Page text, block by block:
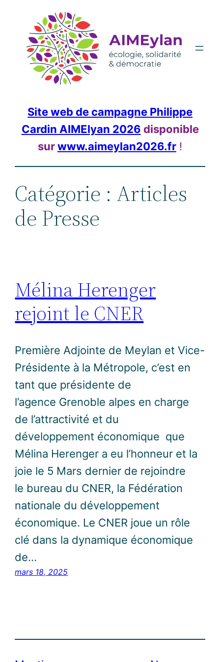
contenu
Site web de campagne Philippe
Cardin AIMElyan 2026 disponible
surwww.aimeylan2026.fr !
Catégorie : Articles
de Presse
Mélina Herenger
rejoint le CNER
Première Adjointe de Meylan et Vice-
Présidente à la Métropole, c’est en
tant que présidente de
l’agence Grenoble alpes en charge
de l’attractivité et du
développement économique que
Mélina Herenger a eu l’honneur et la
joie le 5 Mars dernier de rejoindre
le bureau du CNER, la Fédération
nationale du développement
économique. Le CNER joue un rôle
clé dans la dynamique économique
de…
mars 18, 2025